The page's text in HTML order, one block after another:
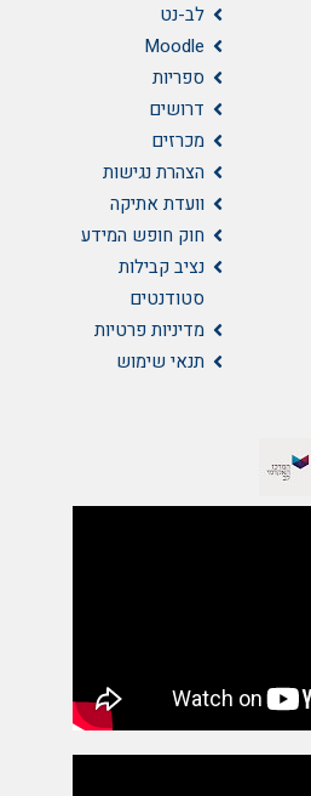
לב-נט
Moodle
ספריות
דרושים
מכרזים
הצהרת נגישות
וועדת אתיקה
חוק חופש המידע
נציב קבילות
סטודנטים
מדיניות פרטיות
תנאי שימוש